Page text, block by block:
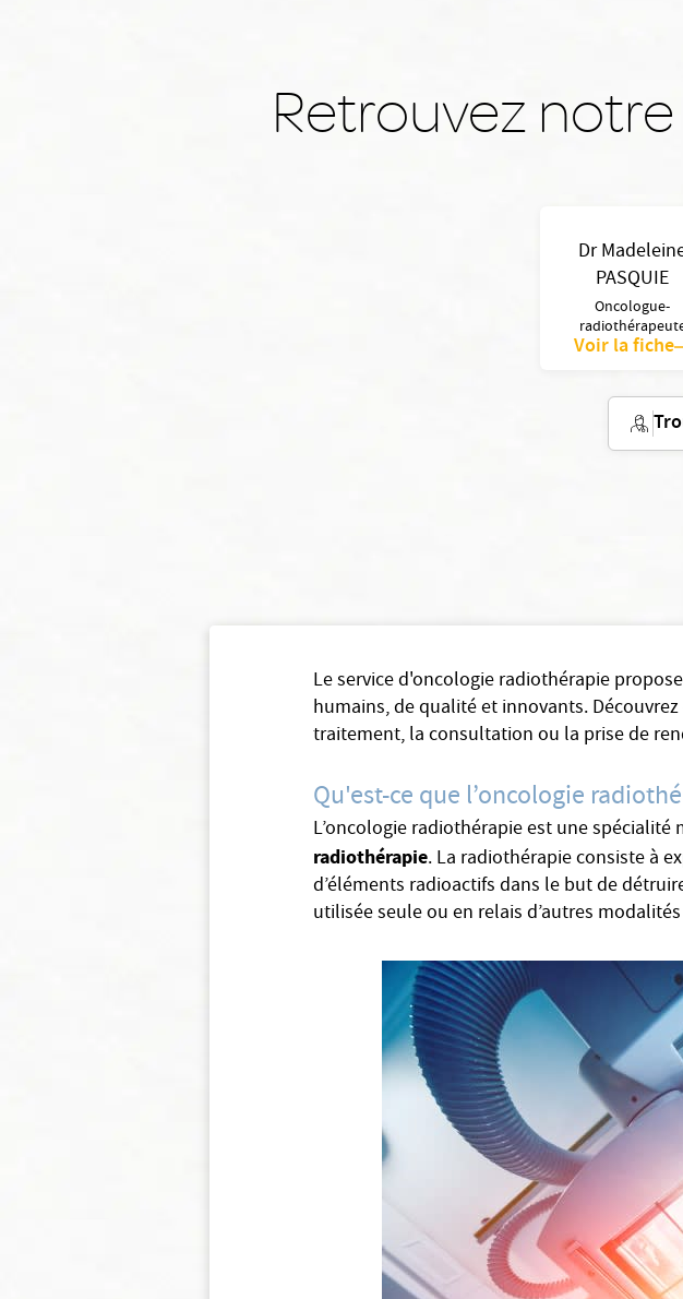
Retrouvez
Dr
PASQUIE
Oncologue-
Voir la fiche
Le service d'oncologie radiothérapie
humains, de qualité et innovants.
traitement, la consultation ou la prise de
Qu'est-ce que l’oncologie
L’oncologie radiothérapie est une
radiothérapie. La radiothérapie consiste à
d’éléments radioactifs dans le but de
utilisée seule ou en relais d’autres